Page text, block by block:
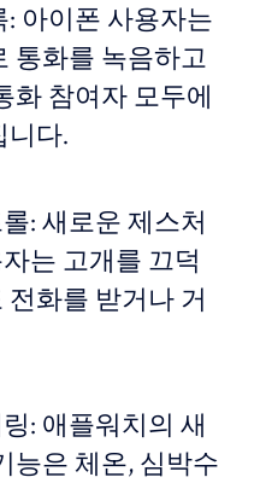
아이폰 사용자는
통화를 녹음하고
화 참여자 모두에
니다.
: 새로운 제스처
는 고개를 끄덕
화를 받거나 거
: 애플워치의 새
능은 체온, 심박수